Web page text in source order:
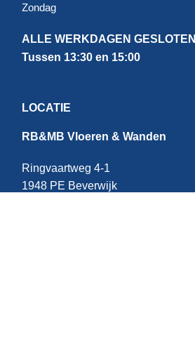
Zondag
ALLE WERKDAGEN GESLOTEN
Tussen 13:30 en 15:00
LOCATIE
RB&MB Vloeren & Wanden
Ringvaartweg 4-1
1948 PE Beverwijk